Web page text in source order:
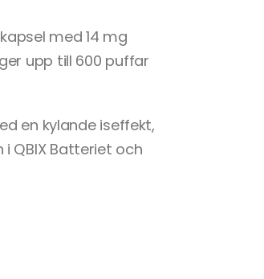
med 14 mg
upp till 600 puffar
en kylande iseffekt,
QBIX Batteriet och